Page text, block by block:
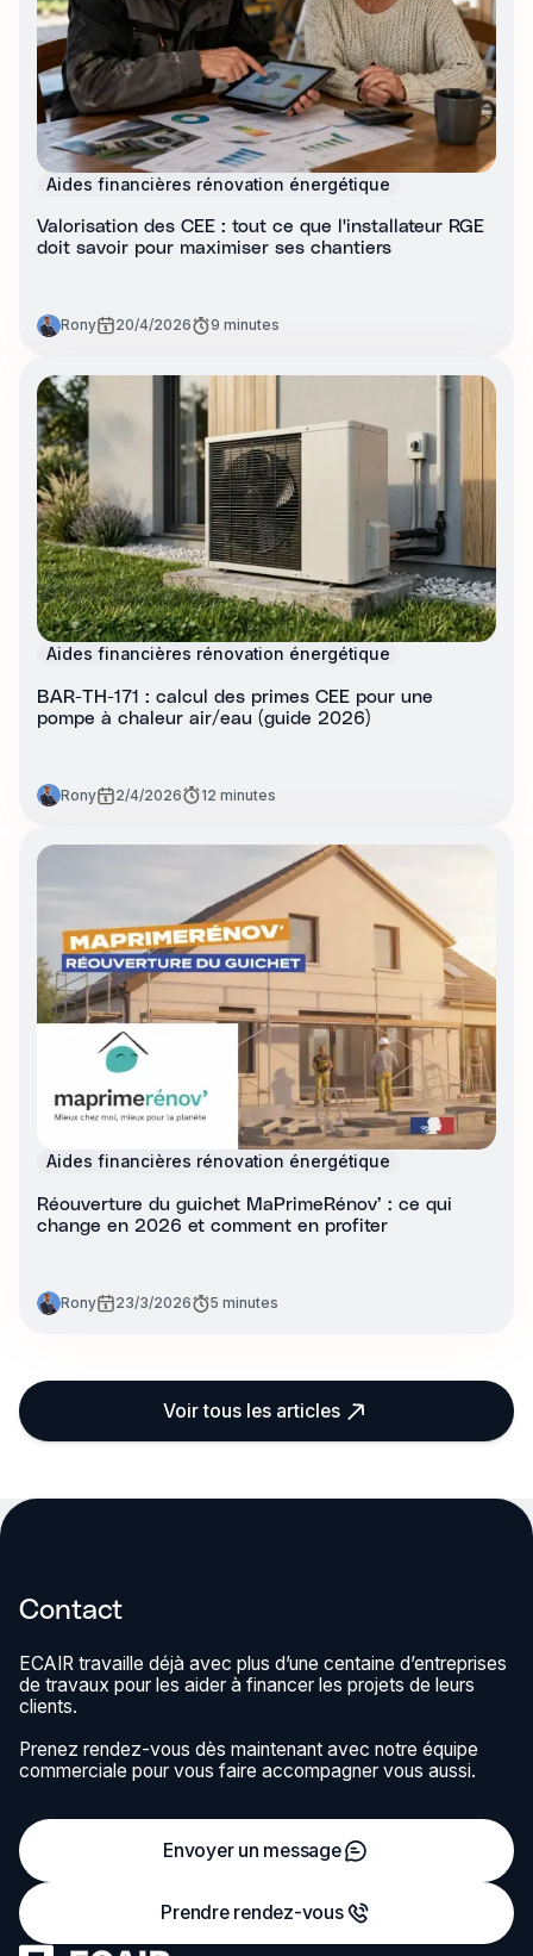
Aides financières rénovation énergétique
Valorisation des CEE : tout ce que l'installateur RGE
doit savoir pour maximiser ses chantiers
Rony 20/4/2026 9 minutes
Aides financières rénovation énergétique
BAR-TH-171 : calcul des primes CEE pour une
pompe à chaleur air/eau (guide 2026)
Rony 2/4/2026 12 minutes
Aides financières rénovation énergétique
Réouverture du guichet MaPrimeRénov’ : ce qui
change en 2026 et comment en profiter
Rony 23/3/2026 5 minutes
Voir tous les articles
Contact
ECAIR travaille déjà avec plus d’une centaine d’entreprises
de travaux pour les aider à financer les projets de leurs
clients.
Prenez rendez-vous dès maintenant avec notre équipe
commerciale pour vous faire accompagner vous aussi.
Envoyer un message
Prendre rendez-vous